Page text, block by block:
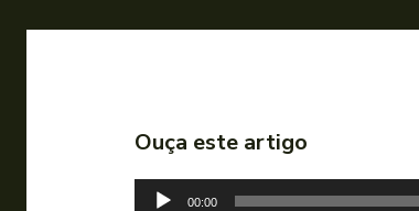
Ouça este artigo
00:00